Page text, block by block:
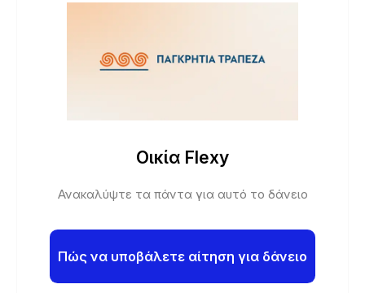
Οικία Flexy
Ανακαλύψτε τα πάντα για αυτό το δάνειο
Πώς να υποβάλετε αίτηση για δάνειο